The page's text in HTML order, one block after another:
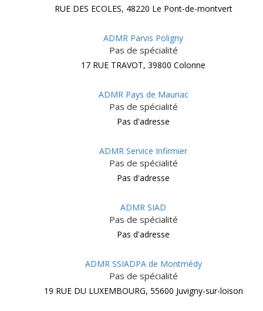
RUE DES ECOLES, 48220 Le Pont-de-montvert
ADMR Parvis Poligny
Pas de spécialité
17 RUE TRAVOT, 39800 Colonne
ADMR Pays de Mauriac
Pas de spécialité
Pas d'adresse
ADMR Service Infirmier
Pas de spécialité
Pas d'adresse
ADMR SIAD
Pas de spécialité
Pas d'adresse
ADMR SSIADPA de Montmédy
Pas de spécialité
19 RUE DU LUXEMBOURG, 55600 Juvigny-sur-loison